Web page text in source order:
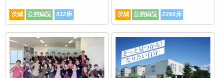
茨城 公的病院 432床 茨城 公的病院 2260床